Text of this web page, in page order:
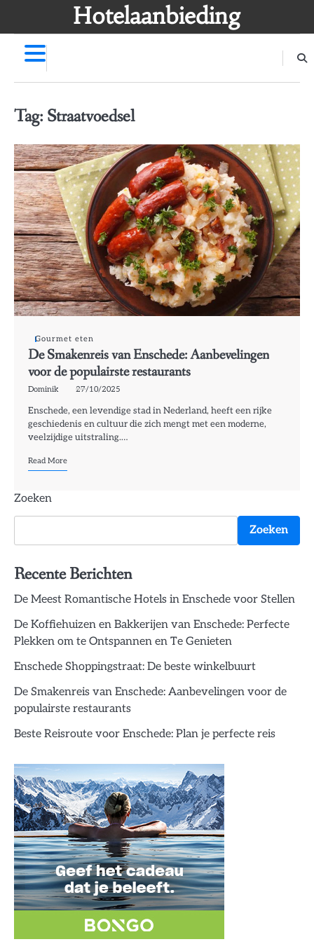
Hotelaanbieding
Tag: Straatvoedsel
Gourmet eten
De Smakenreis van Enschede: Aanbevelingen
voor de populairste restaurants
Dominik 27/10/2025
Enschede, een levendige stad in Nederland, heeft een rijke
geschiedenis en cultuur die zich mengt met een moderne,
veelzijdige uitstraling.…
Read More
Zoeken
Zoeken
Recente Berichten
De Meest Romantische Hotels in Enschede voor Stellen
De Koffiehuizen en Bakkerijen van Enschede: Perfecte
Plekken om te Ontspannen en Te Genieten
Enschede Shoppingstraat: De beste winkelbuurt
De Smakenreis van Enschede: Aanbevelingen voor de
populairste restaurants
Beste Reisroute voor Enschede: Plan je perfecte reis